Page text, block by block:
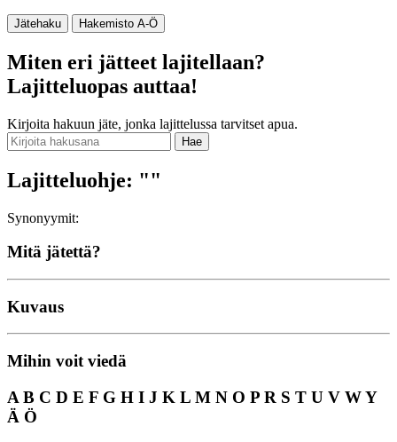
Jätehaku Hakemisto A-Ö
Miten eri jätteet lajitellaan?
Lajitteluopas auttaa!
Kirjoita hakuun jäte, jonka lajittelussa tarvitset apua.
Hae
Lajitteluohje: ""
Synonyymit:
Mitä jätettä?
Kuvaus
Mihin voit viedä
A B C D E F G H I J K L M N O P R S T U V WY
Ä Ö